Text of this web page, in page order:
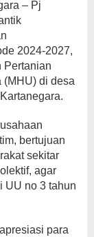
– Pj
2024-2027,
Pertanian
(MHU) di desa
bertujuan
sekitar
agar
UU no 3 tahun
para